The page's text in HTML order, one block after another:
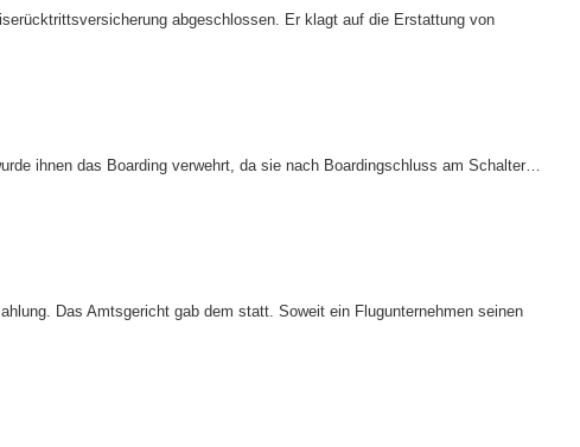
abgeschlossen. Er klagt auf die Erstattung von
ihnen das Boarding verwehrt, da sie nach Boardingschluss am Schalter…
Das Amtsgericht gab dem statt. Soweit ein Flugunternehmen seinen